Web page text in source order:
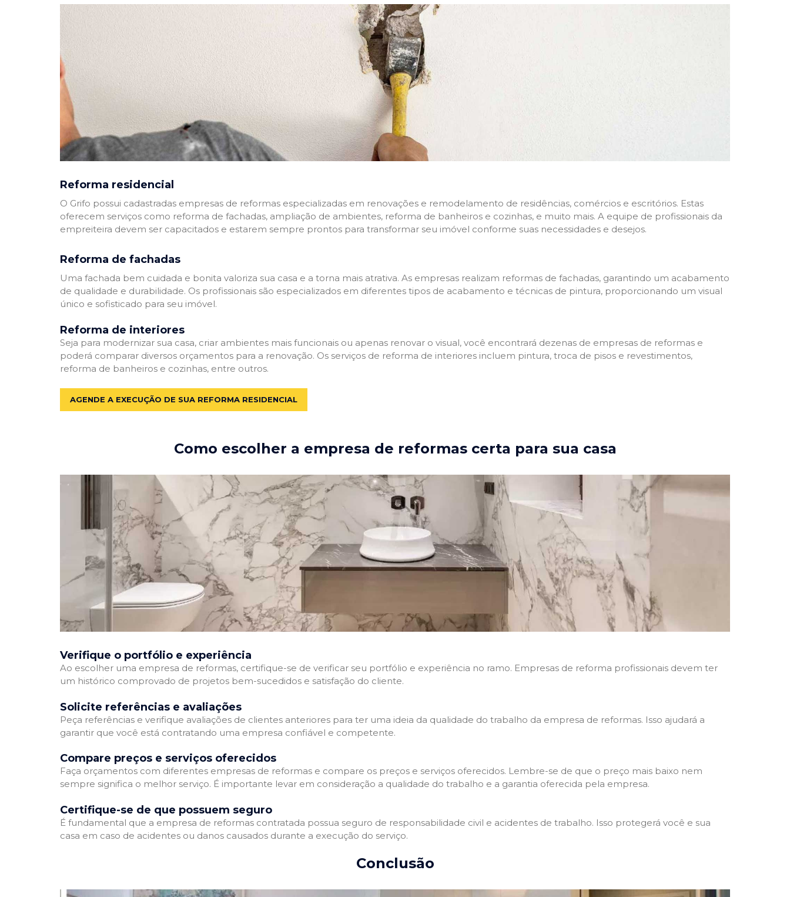
Reforma residencial
O Grifo possui cadastradas empresas de reformas especializadas em renovações e remodelamento de residências, comércios e escritórios. Estas
oferecem serviços como reforma de fachadas, ampliação de ambientes, reforma de banheiros e cozinhas, e muito mais. A equipe de profissionais da
empreiteira devem ser capacitados e estarem sempre prontos para transformar seu imóvel conforme suas necessidades e desejos.
Reforma de fachadas
Uma fachada bem cuidada e bonita valoriza sua casa e a torna mais atrativa. As empresas realizam reformas de fachadas, garantindo um acabamento
de qualidade e durabilidade. Os profissionais são especializados em diferentes tipos de acabamento e técnicas de pintura, proporcionando um visual
único e sofisticado para seu imóvel.
Reforma de interiores
Seja para modernizar sua casa, criar ambientes mais funcionais ou apenas renovar o visual, você encontrará dezenas de empresas de reformas e
poderá comparar diversos orçamentos para a renovação. Os serviços de reforma de interiores incluem pintura, troca de pisos e revestimentos,
reforma de banheiros e cozinhas, entre outros.
AGENDE A EXECUÇÃO DE SUA REFORMA RESIDENCIAL
Como escolher a empresa de reformas certa para sua casa
Verifique o portfólio e experiência
Ao escolher uma empresa de reformas, certifique-se de verificar seu portfólio e experiência no ramo. Empresas de reforma profissionais devem ter
um histórico comprovado de projetos bem-sucedidos e satisfação do cliente.
Solicite referências e avaliações
Peça referências e verifique avaliações de clientes anteriores para ter uma ideia da qualidade do trabalho da empresa de reformas. Isso ajudará a
garantir que você está contratando uma empresa confiável e competente.
Compare preços e serviços oferecidos
Faça orçamentos com diferentes empresas de reformas e compare os preços e serviços oferecidos. Lembre-se de que o preço mais baixo nem
sempre significa o melhor serviço. É importante levar em consideração a qualidade do trabalho e a garantia oferecida pela empresa.
Certifique-se de que possuem seguro
É fundamental que a empresa de reformas contratada possua seguro de responsabilidade civil e acidentes de trabalho. Isso protegerá você e sua
casa em caso de acidentes ou danos causados durante a execução do serviço.
Conclusão